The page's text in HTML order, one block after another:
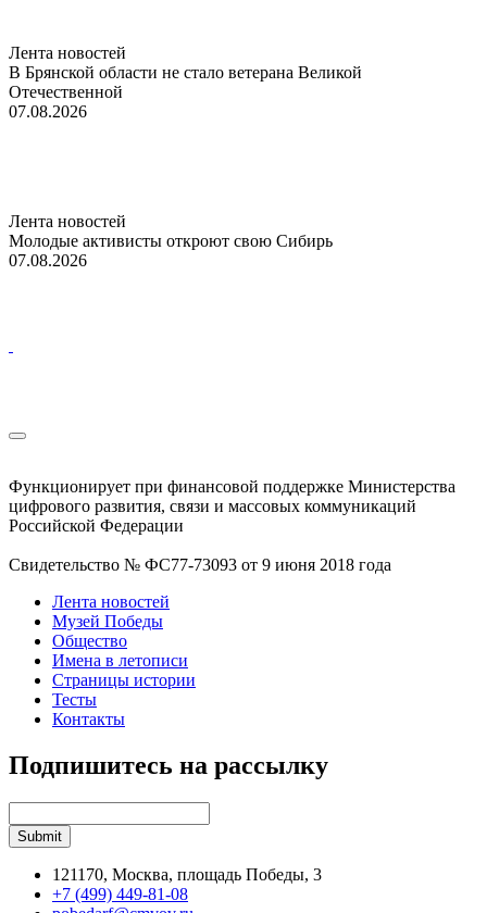
Лента новостей
В Брянской области не стало ветерана Великой
Отечественной
07.08.2026
Лента новостей
Молодые активисты откроют свою Сибирь
07.08.2026
Функционирует при финансовой поддержке Министерства
цифрового развития, связи и массовых коммуникаций
Российской Федерации
Свидетельство № ФС77-73093 от 9 июня 2018 года
Лента новостей
Музей Победы
Общество
Имена в летописи
Страницы истории
Тесты
Контакты
Подпишитесь на рассылку
121170, Москва, площадь Победы, 3
+7 (499) 449-81-08